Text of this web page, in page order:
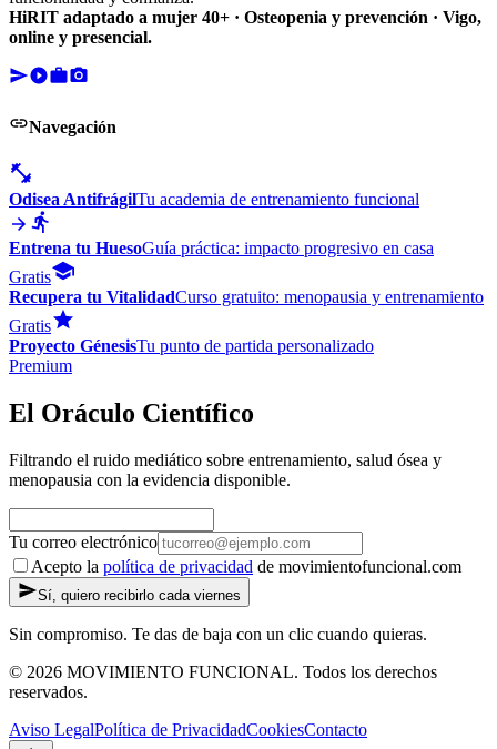
HiRIT adaptado a mujer 40+ · Osteopenia y prevención · Vigo,
online y presencial.
Navegación
Odisea AntifrágilTu academia de entrenamiento funcional
Entrena tu HuesoGuía práctica: impacto progresivo en casa
Gratis
Recupera tu VitalidadCurso gratuito: menopausia y entrenamiento
Gratis
Proyecto GénesisTu punto de partida personalizado
Premium
El Oráculo Científico
Filtrando el ruido mediático sobre entrenamiento, salud ósea y
menopausia con la evidencia disponible.
Tu correo electrónico
Acepto la política de privacidad de movimientofuncional.com
Sí, quiero recibirlo cada viernes
Sin compromiso. Te das de baja con un clic cuando quieras.
© 2026 MOVIMIENTO FUNCIONAL. Todos los derechos
reservados.
Aviso LegalPolítica de PrivacidadCookiesContacto